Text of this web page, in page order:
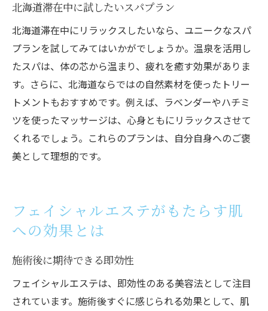
北海道滞在中に試したいスパプラン
北海道滞在中にリラックスしたいなら、ユニークなスパ
プランを試してみてはいかがでしょうか。温泉を活用し
たスパは、体の芯から温まり、疲れを癒す効果がありま
す。さらに、北海道ならではの自然素材を使ったトリー
トメントもおすすめです。例えば、ラベンダーやハチミ
ツを使ったマッサージは、心身ともにリラックスさせて
くれるでしょう。これらのプランは、自分自身へのご褒
美として理想的です。
フェイシャルエステがもたらす肌
への効果とは
施術後に期待できる即効性
フェイシャルエステは、即効性のある美容法として注目
されています。施術後すぐに感じられる効果として、肌